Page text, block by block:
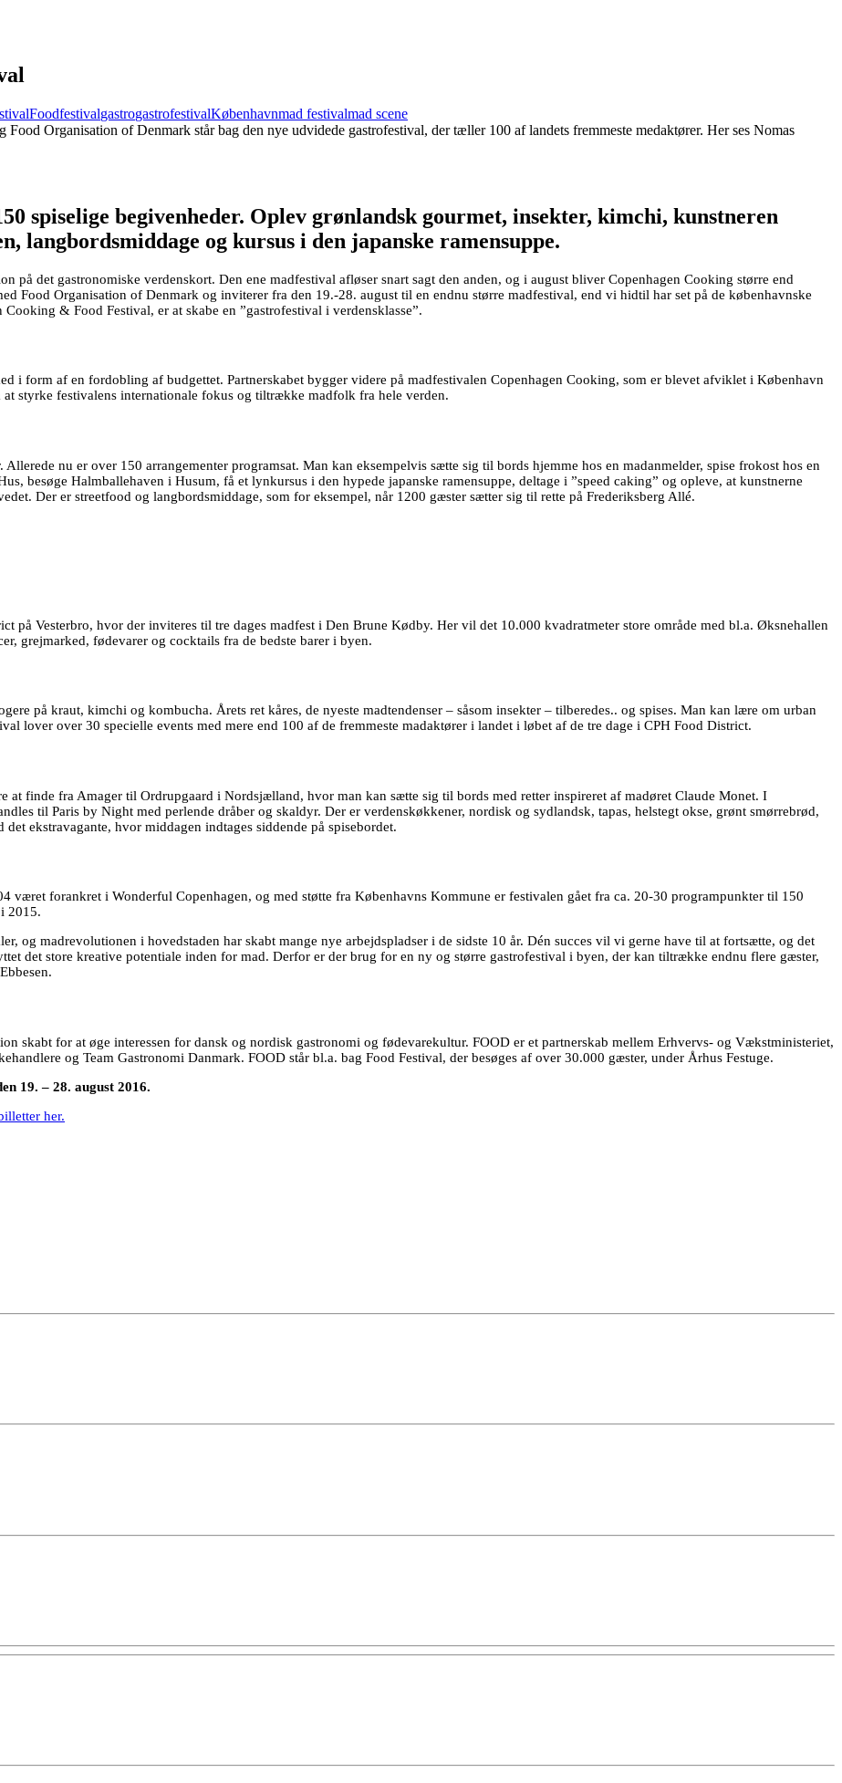
FoodfestivalgastrogastrofestivalKøbenhavnmad festivalmad scene
Food Organisation of Denmark står bag den nye udvidede gastrofestival, der tæller 100 af landets fremmeste medaktører. Her ses Nomas
spiselige begivenheder. Oplev grønlandsk gourmet, insekter, kimchi, kunstneren
og kursus i den japanske ramensuppe.
på det gastronomiske verdenskort. Den ene madfestival afløser snart sagt den anden, og i august bliver Copenhagen Cooking større end
Food Organisation of Denmark og inviterer fra den 19.-28. august til en endnu større madfestival, end vi hidtil har set på de københavnske
& Food Festival, er at skabe en ”gastrofestival i verdensklasse”.
i form af en fordobling af budgettet. Partnerskabet bygger videre på madfestivalen Copenhagen Cooking, som er blevet afviklet i København
styrke festivalens internationale fokus og tiltrække madfolk fra hele verden.
nu er over 150 arrangementer programsat. Man kan eksempelvis sætte sig til bords hjemme hos en madanmelder, spise frokost hos en
besøge Halmballehaven i Husum, få et lynkursus i den hypede japanske ramensuppe, deltage i ”speed caking” og opleve, at kunstnerne
Der er streetfood og langbordsmiddage, som for eksempel, når 1200 gæster sætter sig til rette på Frederiksberg Allé.
på Vesterbro, hvor der inviteres til tre dages madfest i Den Brune Kødby. Her vil det 10.000 kvadratmeter store område med bl.a. Øksnehallen
grejmarked, fødevarer og cocktails fra de bedste barer i byen.
på kraut, kimchi og kombucha. Årets ret kåres, de nyeste madtendenser – såsom insekter – tilberedes.. og spises. Man kan lære om urban
lover over 30 specielle events med mere end 100 af de fremmeste madaktører i landet i løbet af de tre dage i CPH Food District.
finde fra Amager til Ordrupgaard i Nordsjælland, hvor man kan sætte sig til bords med retter inspireret af madøret Claude Monet. I
til Paris by Night med perlende dråber og skaldyr. Der er verdenskøkkener, nordisk og sydlandsk, tapas, helstegt okse, grønt smørrebrød,
ekstravagante, hvor middagen indtages siddende på spisebordet.
været forankret i Wonderful Copenhagen, og med støtte fra Københavns Kommune er festivalen gået fra ca. 20-30 programpunkter til 150
2015.
og madrevolutionen i hovedstaden har skabt mange nye arbejdspladser i de sidste 10 år. Dén succes vil vi gerne have til at fortsætte, og det
det store kreative potentiale inden for mad. Derfor er der brug for en ny og større gastrofestival i byen, der kan tiltrække endnu flere gæster,
skabt for at øge interessen for dansk og nordisk gastronomi og fødevarekultur. FOOD er et partnerskab mellem Erhvervs- og Vækstministeriet,
og Team Gastronomi Danmark. FOOD står bl.a. bag Food Festival, der besøges af over 30.000 gæster, under Århus Festuge.
19. – 28. august 2016.
her.